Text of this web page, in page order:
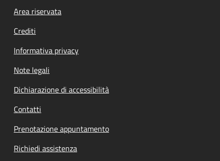
Footer menu
Area riservata
Crediti
Informativa privacy
Note legali
Dichiarazione di accessibilità
Contatti
Prenotazione appuntamento
Richiedi assistenza